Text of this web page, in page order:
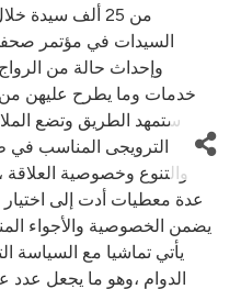
السيدات في مؤتمر صحفي
وإحداث حالة من
خدمات وما يطرح عليهن من
ستمهد الطريق وتضع
الترويجى المناسب في
والتنوع وخصوصية
عدة معطيات أدت إلى
يضمن الخصوصية والأجواء
يأتي تماشيا مع السياسة
الدوام ،وهو ما يجعل عدد